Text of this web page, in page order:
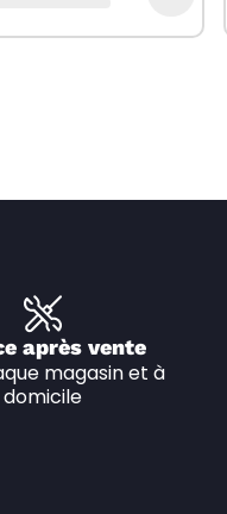
après vente
magasin et à
domicile